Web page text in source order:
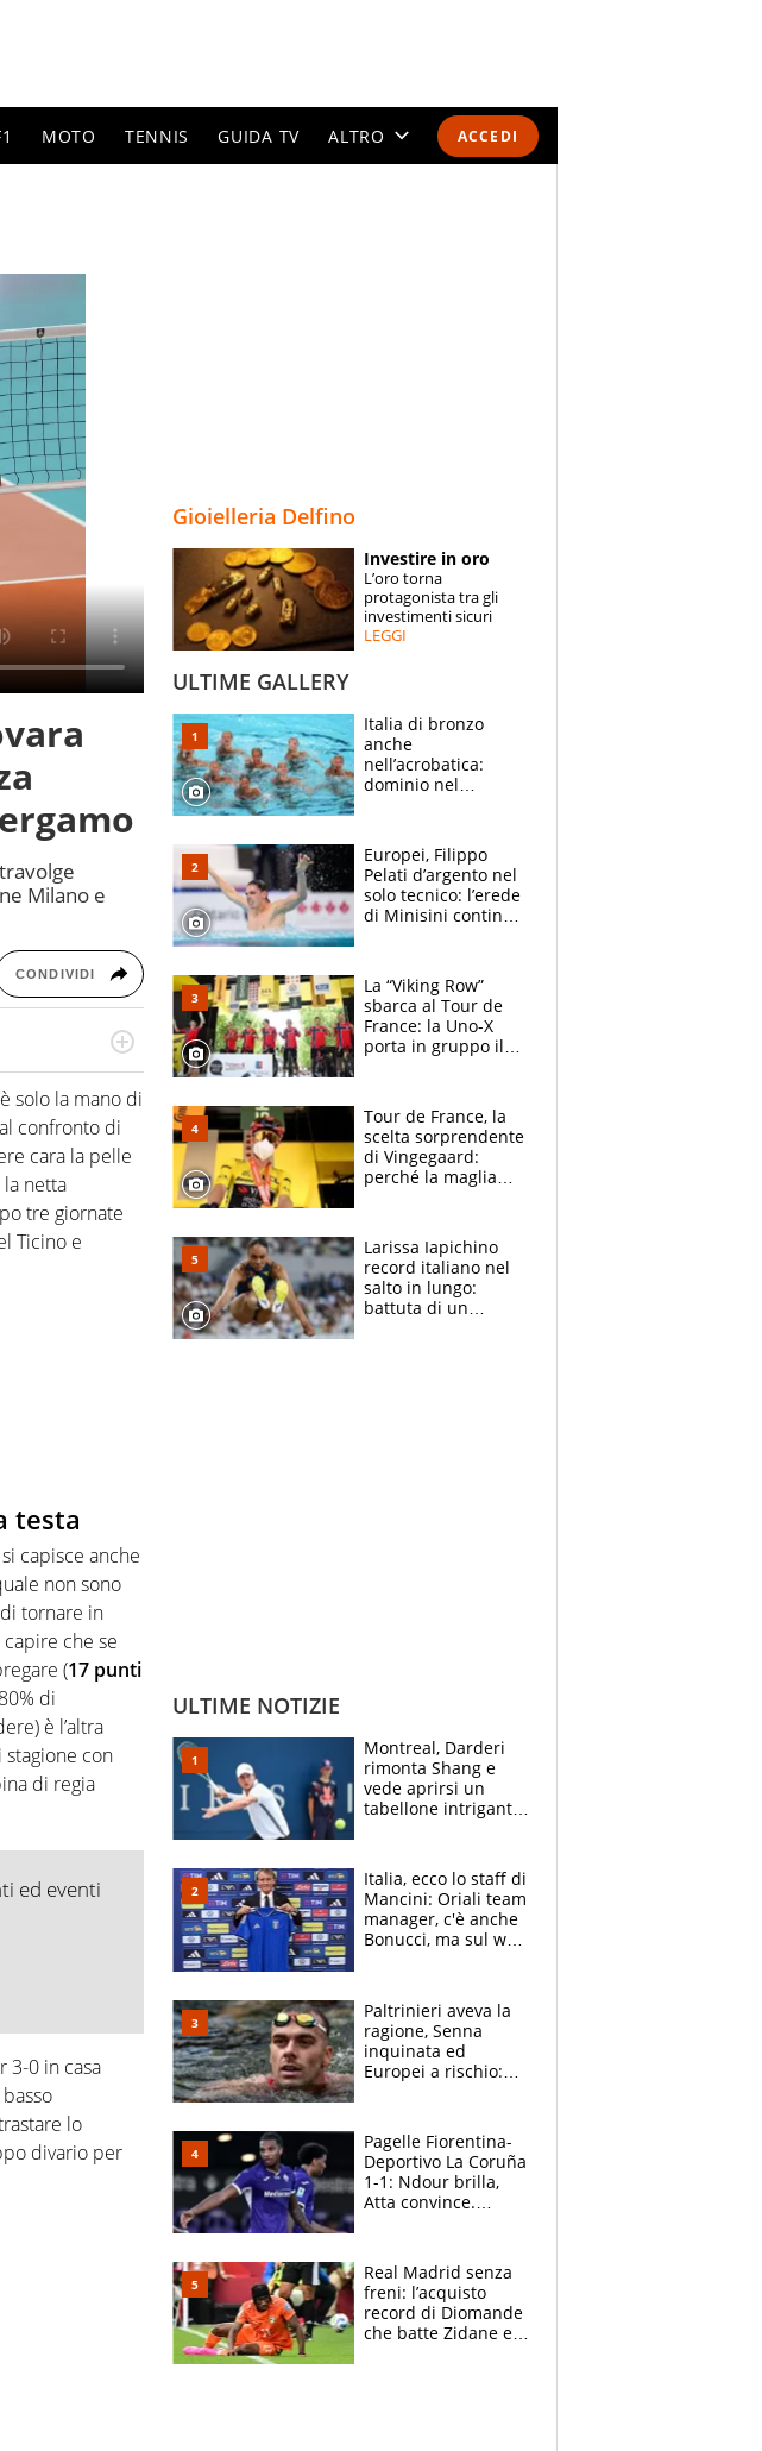
ACCEDI
MOTO TENNIS GUIDA TV ALTRO
SPECIALI
ESPERTI
Milano e
CONDIVIDI
Sport. Provate a
solo la mano di
confronto di
cara la pelle
netta
tre giornate
Ticino e
testa
capisce anche
non sono
tornare in
che se
(17 punti
di
è l’altra
con
di regia
ed eventi
3-0 in casa
lo
divario per
Gioielleria Delfino
Investire in oro
L’oro torna
protagonista tra gli
investimenti sicuri
LEGGI
ULTIME GALLERY
Italia di bronzo
anche
nell’acrobatica:
dominio nel
e compagni
continuare
Europei, Filippo
Pelati d’argento nel
solo tecnico: l’erede
di Minisini continua
mirino
La “Viking Row”
sbarca al Tour de
France: la Uno-X
porta in gruppo il
compagni
Tour de France, la
scelta sorprendente
di Vingegaard:
perché la maglia
rischio da evitare
Larissa Iapichino
record italiano nel
salto in lungo:
battuta di un
ULTIME NOTIZIE
Montreal, Darderi
rimonta Shang e
vede aprirsi un
tabellone intrigante:
felice del mio livello"
Italia, ecco lo staff di
Mancini: Oriali team
manager, c'è anche
Bonucci, ma sul web
Paltrinieri aveva la
ragione, Senna
inquinata ed
Europei a rischio:
adesso
Pagelle Fiorentina-
Deportivo La Coruña
1-1: Ndour brilla,
Atta convince.
Real Madrid senza
freni: l’acquisto
record di Diomande
che batte Zidane e